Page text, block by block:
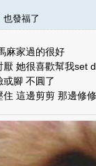
也發福了
麻家過的很好
厭 她很喜歡幫我set
腳 不圓了
住 這邊剪剪 那邊修修